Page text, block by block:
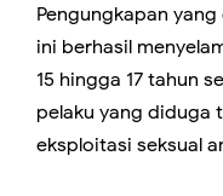
Pengungkapan
ini berhasil
15 hingga 17 tahun
pelaku yang diduga
eksploitasi seksual